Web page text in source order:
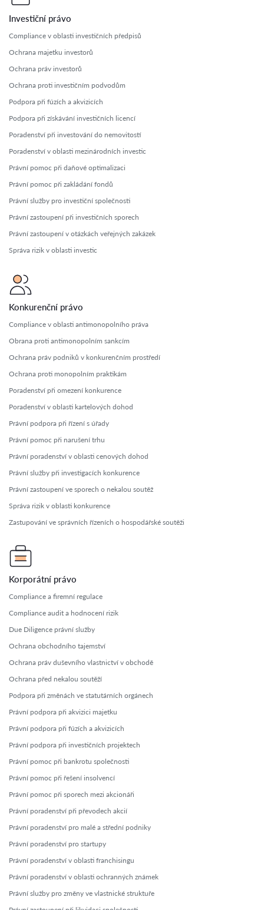
Investiční právo
Compliance v oblasti investičních předpisů
Ochrana majetku investorů
Ochrana práv investorů
Ochrana proti investičním podvodům
Podpora při fúzích a akvizicích
Podpora při získávání investičních licencí
Poradenství při investování do nemovitostí
Poradenství v oblasti mezinárodních investic
Právní pomoc při daňové optimalizaci
Právní pomoc při zakládání fondů
Právní služby pro investiční společnosti
Právní zastoupení při investičních sporech
Právní zastoupení v otázkách veřejných zakázek
Správa rizik v oblasti investic
Konkurenční právo
Compliance v oblasti antimonopolního práva
Obrana proti antimonopolním sankcím
Ochrana práv podniků v konkurenčním prostředí
Ochrana proti monopolním praktikám
Poradenství při omezení konkurence
Poradenství v oblasti kartelových dohod
Právní podpora při řízení s úřady
Právní pomoc při narušení trhu
Právní poradenství v oblasti cenových dohod
Právní služby při investigacích konkurence
Právní zastoupení ve sporech o nekalou soutěž
Správa rizik v oblasti konkurence
Zastupování ve správních řízeních o hospodářské soutěži
Korporátní právo
Compliance a firemní regulace
Compliance audit a hodnocení rizik
Due Diligence právní služby
Ochrana obchodního tajemství
Ochrana práv duševního vlastnictví v obchodě
Ochrana před nekalou soutěží
Podpora při změnách ve statutárních orgánech
Právní podpora při akvizici majetku
Právní podpora při fúzích a akvizicích
Právní podpora při investičních projektech
Právní pomoc při bankrotu společnosti
Právní pomoc při řešení insolvencí
Právní pomoc při sporech mezi akcionáři
Právní poradenství při převodech akcií
Právní poradenství pro malé a střední podniky
Právní poradenství pro startupy
Právní poradenství v oblasti franchisingu
Právní poradenství v oblasti ochranných známek
Právní služby pro změny ve vlastnické struktuře